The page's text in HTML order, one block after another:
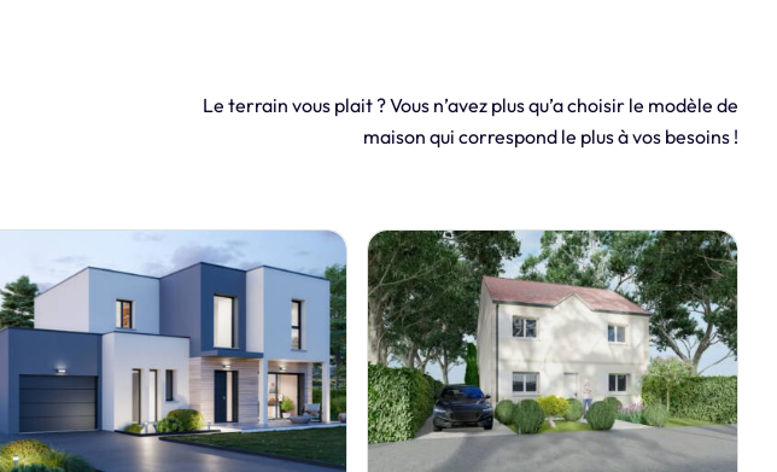
Le terrain vous plait ? Vous n’avez plus qu’a choisir le modèle de
maison qui correspond le plus à vos besoins !